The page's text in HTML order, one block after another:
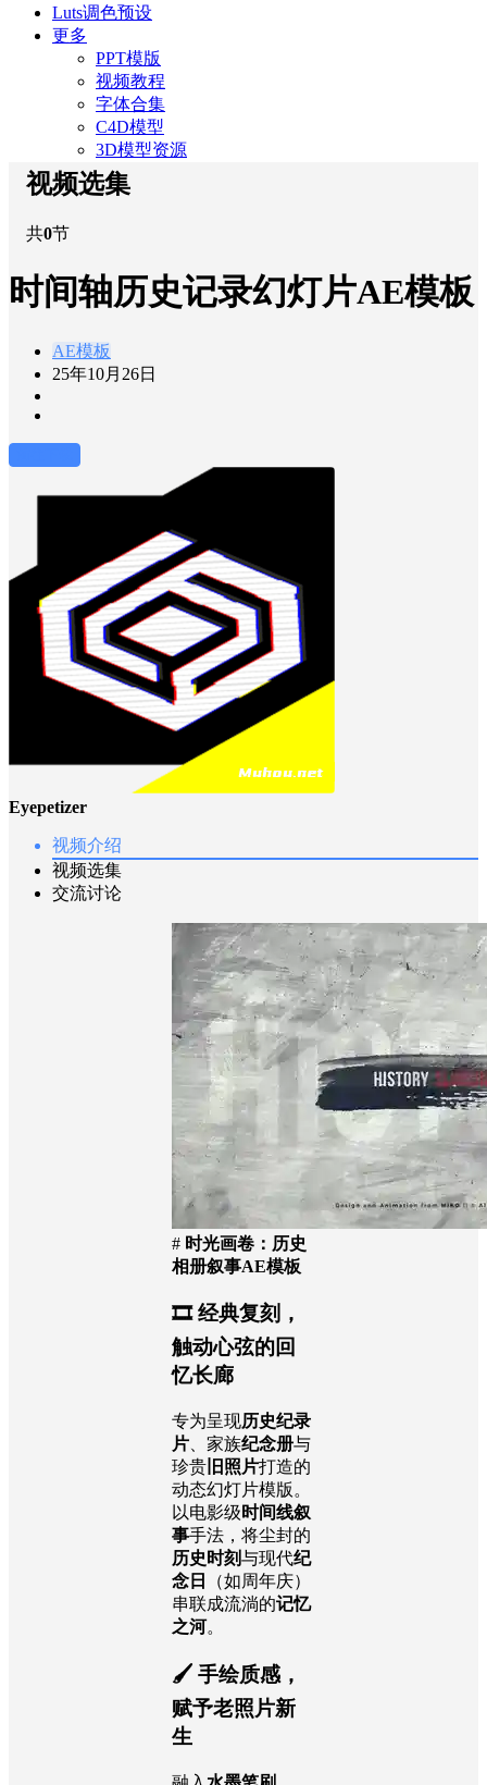
Luts调色预设
更多
PPT模版
视频教程
字体合集
C4D模型
3D模型资源
视频选集
共0节
时间轴历史记录幻灯片AE模板
AE模板
25年10月26日
Eyepetizer
视频介绍
视频选集
交流讨论
# 时光画卷：历史
相册叙事AE模板
🎞️ 经典复刻，
触动心弦的回
忆长廊
专为呈现历史纪录
片 、家族纪念册与
珍贵 旧照片打造的
动态幻灯片模版。
以电影级 时间线叙
事手法，将尘封的
历史时刻与现代纪
念日
（如周年庆）
串联成流淌的记忆
之河。
🖌️ 手绘质感，
赋予老照片新
生